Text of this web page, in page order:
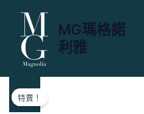
容
MG瑪格諾
利雅
特賣！
Sale